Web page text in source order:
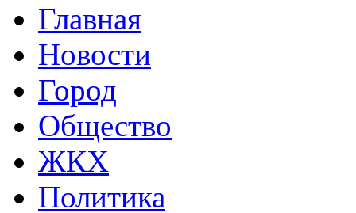
Главная
Новости
Город
Общество
ЖКХ
Политика